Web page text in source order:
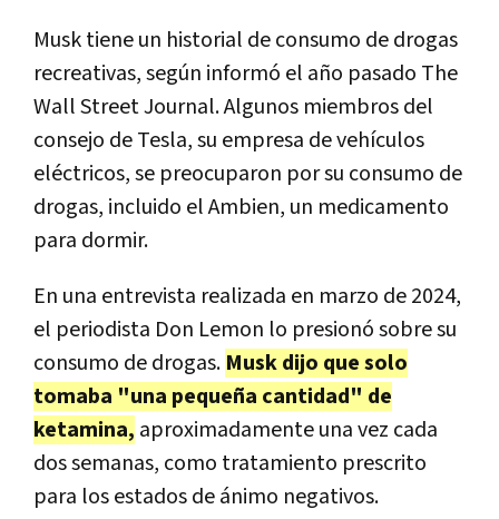
Musk tiene un historial de consumo de drogas
recreativas, según informó el año pasado The
Wall Street Journal. Algunos miembros del
consejo de Tesla, su empresa de vehículos
eléctricos, se preocuparon por su consumo de
drogas, incluido el Ambien, un medicamento
para dormir.
En una entrevista realizada en marzo de 2024,
el periodista Don Lemon lo presionó sobre su
consumo de drogas. Musk dijo que solo
tomaba "una pequeña cantidad" de
ketamina, aproximadamente una vez cada
dos semanas, como tratamiento prescrito
para los estados de ánimo negativos.